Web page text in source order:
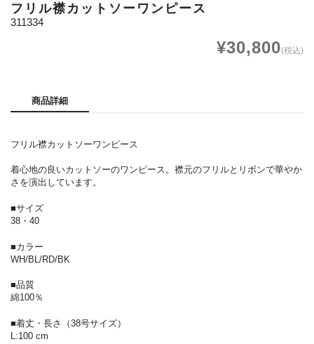
フリル襟カットソーワンピース
311334
¥30,800(税込)
商品詳細
フリル襟カットソーワンピース
着心地の良いカットソーのワンピース。襟元のフリルとリボンで華やか
さを演出しています。
■サイズ
38・40
■カラー
WH/BL/RD/BK
■品質
綿100％
■着丈・長さ（38号サイズ）
L:100 cm